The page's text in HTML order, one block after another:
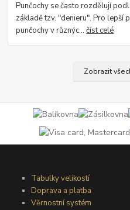
Punčochy se často rozdělují
základě tzv. "denieru". Pro lepší
punčochy v různýc...číst celé
Zobrazit
Tabulky velikostí
Doprava a platba
Věrnostní systém